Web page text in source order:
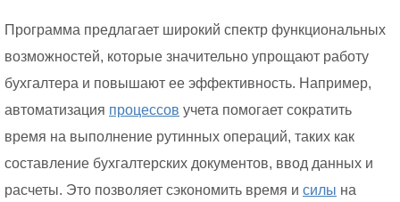
Программа предлагает широкий спектр функциональных
возможностей, которые значительно упрощают работу
бухгалтера и повышают ее эффективность. Например,
автоматизация процессов учета помогает сократить
время на выполнение рутинных операций, таких как
составление бухгалтерских документов, ввод данных и
расчеты. Это позволяет сэкономить время и силы на